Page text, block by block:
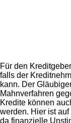
Für den
falls der
kann. Der
Mahnverfahren
Kredite können
werden. Hier ist
da finanzielle